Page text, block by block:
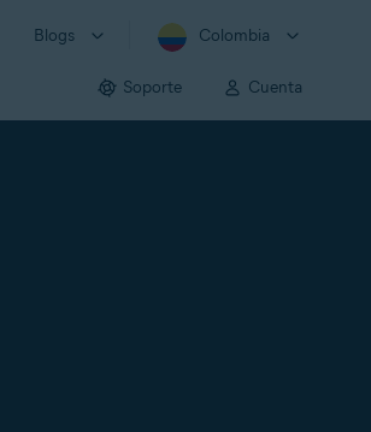
Blogs Colombia
Soporte Cuenta